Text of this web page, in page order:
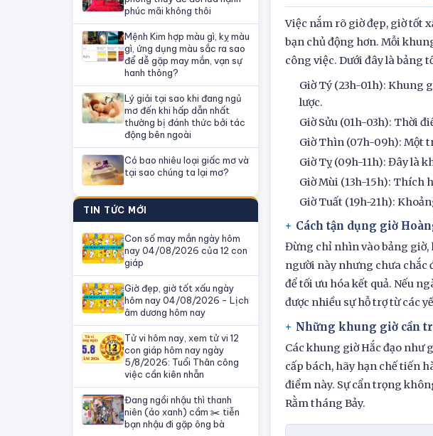
phúc mãi không thôi
Mệnh Kim hợp màu gì, kỵ màu
gì, ứng dụng màu sắc ra sao
để dễ gặp may mắn, vạn sự
hanh thông?
Lý giải tại sao khi đang ngủ
mơ đến khi hấp dẫn nhất
thường bị đánh thức bởi tác
động bên ngoài
Có bao nhiêu loại giấc mơ và
tại sao chúng ta lại mơ?
TIN TỨC MỚI
Con số may mắn ngày hôm
nay 04/08/2026 của 12 con
giáp
Giờ đẹp, giờ tốt xấu ngày
hôm nay 04/08/2026 - Lịch
âm dương hôm nay
Tử vi hôm nay, xem tử vi 12
con giáp hôm nay ngày
5/8/2026: Tuổi Thân công
việc cần kiên nhẫn
Đang ngồi nhậu thì thanh
niên (áo xanh) cầm ✂️ tiễn
bạn nhậu đi gặp ông bà
Việc nắm rõ giờ đẹp, giờ tốt
bạn chủ động hơn. Mỗi
công việc. Dưới đây là bảng
Giờ Tý (23h-01h): Khung
lược.
Giờ Sửu (01h-03h): Thời
Giờ Thìn (07h-09h): Một
Giờ Tỵ (09h-11h): Đây là
Giờ Mùi (13h-15h): Thích
Giờ Tuất (19h-21h):
Cách tận dụng giờ
Đừng chỉ nhìn vào bảng giờ,
người này nhưng chưa chắc
để tối ưu hóa kết quả. Nếu
được nhiều sự hỗ trợ từ các
Những khung giờ cần
Các khung giờ Hắc đạo như
cấp bách, hãy hạn chế tiến
điểm này. Sự cẩn trọng
Rằm tháng Bảy.